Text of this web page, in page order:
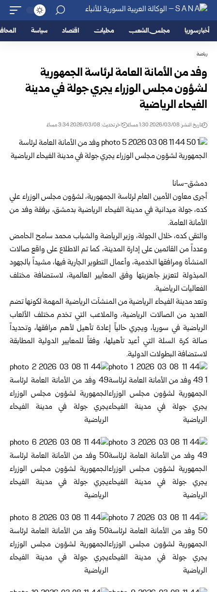
أخبار سوريا مجلس الشعب محليات اقتصاد سياسة
رياضة
وفد من الأمانة العامة لرئاسة الجمهورية
لشؤون مجلس الوزراء يجري جولة في مدينة
الفيحاء الرياضية
تاريخ النشر: 2026/03/08 1:30 مساءً اخر تحديث: 2026/03/08 3:34 مساءً
دمشق-سانا
أجرى معاون الأمين العام لرئاسة الجمهورية، لشؤون مجلس الوزراء علي
كده، جولة ميدانية في مدينة الفيحاء الرياضية بدمشق، برفقة وفد من
الأمانة العامة.
والتقى كده، خلال الجولة، وزير الرياضة والشباب محمد سامح الحامض
وعدداً من القائمين على إدارة المدينة، كما تم الاطلاع على واقع صالات
المنشأة ومرافقها الخدمية، وأعمال التطوير الجارية فيها، مشيداً بالجهود
المبذولة لتعزيز جاهزيتها وفق المعايير العالمية، لاستضافة مختلف
الفعاليات الرياضية.
وتعد مدينة الفيحاء الرياضية من المنشآت الرياضية المهمة لكونها تضم
العديد من الصالات الرياضية، والملاعب التي تخدم مختلف الألعاب
الرياضية في سوريا، ويجري حالياً إعادة تأهيل لأهم مرافقها، وتحديداً
صالة كرة السلة التي أعيد تأهيلها، وفقاً للمعايير الدولية المطابقة
لاستضافة البطولات الدولية.